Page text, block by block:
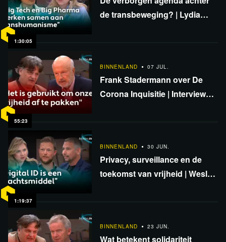
1:30:05
de transbeweging? | Lydia
55:23
BINNENLAND 07 JUL.
Frank Stadermann over De
Corona Inquisitie | Interview
1:19:37
BINNENLAND 30 JUN.
Privacy, surveillance en de
toekomst van vrijheid | Wesley
BINNENLAND 23 JUN.
Wat betekent solidariteit